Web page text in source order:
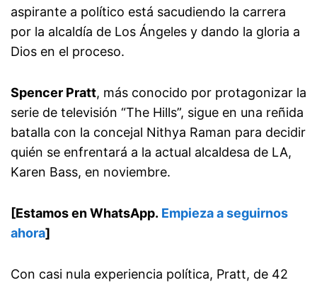
aspirante a político está sacudiendo la carrera
por la alcaldía de Los Ángeles y dando la gloria a
Dios en el proceso.
Spencer Pratt, más conocido por protagonizar la
serie de televisión “The Hills”, sigue en una reñida
batalla con la concejal Nithya Raman para decidir
quién se enfrentará a la actual alcaldesa de LA,
Karen Bass, en noviembre.
[Estamos en WhatsApp. Empieza a seguirnos
ahora]
Con casi nula experiencia política, Pratt, de 42